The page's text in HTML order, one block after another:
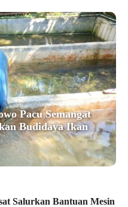
Pacu Semangat
Budidaya Ikan
Salurkan Bantuan Mesin